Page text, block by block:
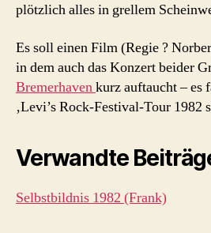
plötzlich alles in grellem
Es soll einen Film (Regie ?
in dem auch das Konzert beider
Bremerhavenkurz auftaucht – es
‚Levi’s Rock-Festival-Tour 1982
Verwandte
Selbstbildnis 1982 (Frank)